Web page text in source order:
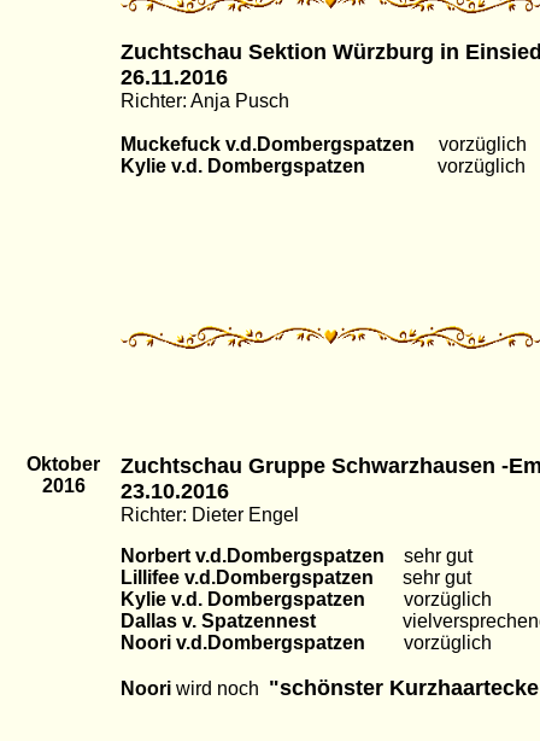
Zuchtschau Sektion Würzburg in
26.11.2016
Richter: Anja Pusch
Muckefuck v.d.Dombergspatzen vorzüglich
Kylie v.d. Dombergspatzen vorzüglich
Oktober
2016
Zuchtschau Gruppe Schwarzhausen -
23.10.2016
Richter: Dieter Engel
Norbert v.d.Dombergspatzen sehr gut
Lillifee v.d.Dombergspatzen sehr gut
Kylie v.d. Dombergspatzen vorzüglich
Dallas v. Spatzennest
Noori v.d.Dombergspatzen vorzüglich
Noori wird noch "schönster